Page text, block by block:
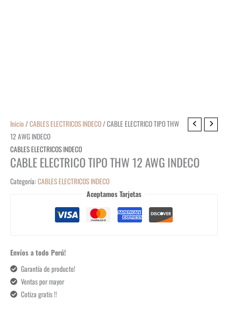
Inicio/CABLES ELECTRICOS INDECO/ CABLE ELECTRICO TIPO THW
12 AWG INDECO
CABLES ELECTRICOS INDECO
CABLE ELECTRICO TIPO THW 12 AWG INDECO
Categoría:CABLES ELECTRICOS INDECO
Aceptamos Tarjetas
Envíos a todo Perú!
Garantía de producto!
Ventas por mayor
Cotiza gratis !!